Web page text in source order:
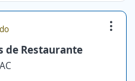
de Restaurante